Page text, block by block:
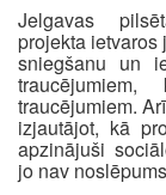
Jelgavas
projekta
sniegšanu un
traucējumiem.
izjautājot, kā
apzinājuši
jo nav